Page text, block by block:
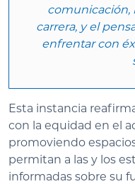
comunicación,
carrera, y el
enfrentar con
Esta instancia
con la equidad en el
promoviendo
permitan a las y los
informadas sobre su